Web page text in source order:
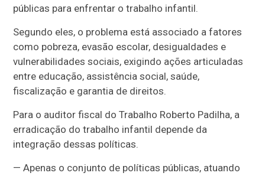
públicas para enfrentar o trabalho infantil.
Segundo eles, o problema está associado a fatores
como pobreza, evasão escolar, desigualdades e
vulnerabilidades sociais, exigindo ações articuladas
entre educação, assistência social, saúde,
fiscalização e garantia de direitos.
Para o auditor fiscal do Trabalho Roberto Padilha, a
erradicação do trabalho infantil depende da
integração dessas políticas.
— Apenas o conjunto de políticas públicas, atuando